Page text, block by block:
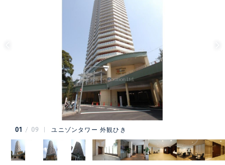
01 09 ユニゾンタワー 外観ひき